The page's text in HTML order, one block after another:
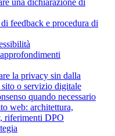
feedback e procedura di
la privacy sin dalla
o servizio digitale
quando necessario
web: architettura,
riferimenti DPO